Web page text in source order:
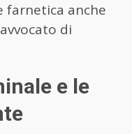
farnetica anche
di
e le